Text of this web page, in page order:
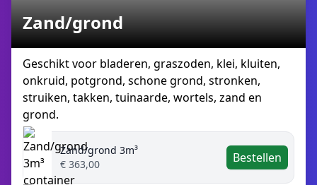
Zand/grond
Geschikt voor bladeren, graszoden, klei, kluiten,
onkruid, potgrond, schone grond, stronken,
struiken, takken, tuinaarde, wortels, zand en
grond.
Zand/grond 3m³
€ 363,00
Bestellen